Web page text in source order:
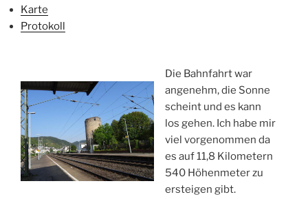
Karte
Protokoll
Die Bahnfahrt war
angenehm, die Sonne
scheint und es kann
los gehen. Ich habe mir
viel vorgenommen da
es auf 11,8 Kilometern
540 Höhenmeter zu
ersteigen gibt.